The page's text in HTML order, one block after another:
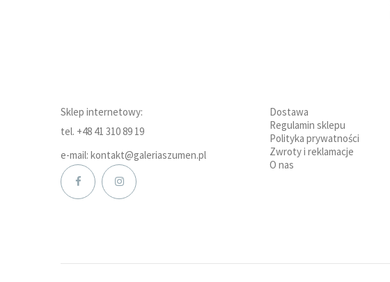
Sklep internetowy:
tel. +48 41 310 89 19
e-mail: kontakt@galeriaszumen.pl
Dostawa
Regulamin sklepu
Polityka prywatności
Zwroty i reklamacje
O nas